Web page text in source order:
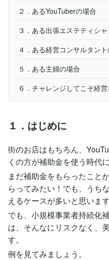
２．あるYouTuberの場合
３．ある出張エステティシ
４．ある経営コンサルタン
５．ある主婦の場合
６．チャレンジしてこそ経
１．はじめに
街のお店はもちろん、
くの方が補助金を使う時代
まだ補助金をもらったこと
らってみたい！でも、うち
えるケースが多いと思います
でも、小規模事業者持続化
は、そんなにリスクなく、
す。
例を見てみましょう。